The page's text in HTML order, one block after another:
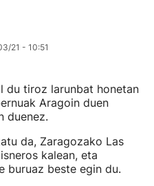
21 - 10:51
du tiroz larunbat honetan
Aragoin duen
duenez.
da, Zaragozako Las
kalean, eta
buruaz beste egin du.